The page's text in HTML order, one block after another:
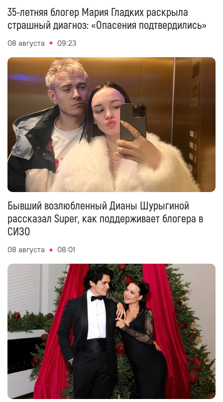
35-летняя блогер Мария Гладких раскрыла
страшный диагноз: «Опасения подтвердились»
08 августа 09:23
Бывший возлюбленный Дианы Шурыгиной
рассказал Super, как поддерживает блогера в
СИЗО
08 августа 08:01